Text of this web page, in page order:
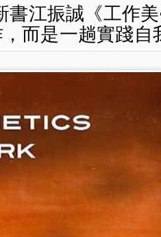
美學》「讓我們所做的不再只是一份
書江振誠《工作
而是一趟實踐自